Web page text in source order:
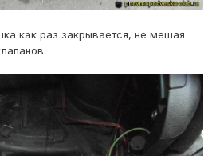
как раз закрывается, не мешая